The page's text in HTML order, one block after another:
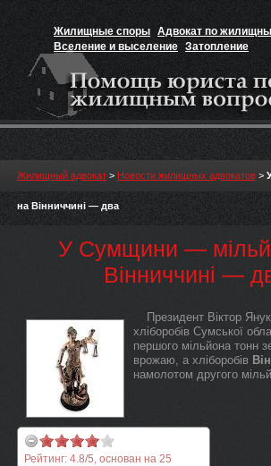
Жилищные споры Адвокат по
Вселение и выселение Затопление
Признание прав на жильё
Жилищный адвокат > Новости жилищных адвокатов >
на Вінниччині — два
У Сумщини —
Вінниччині —
Президент Віктор
хліборобів Сумської
першого мільйона тонн
врожаю, а хліборобів
намолотом другого
Рейтинг: 4.8/5, основан на 25